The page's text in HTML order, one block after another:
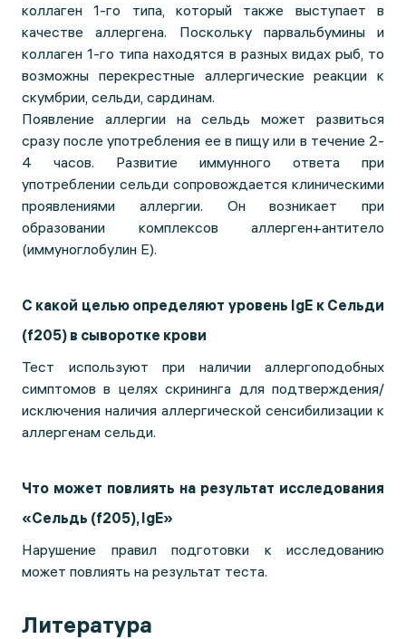
коллаген 1-го типа, который также выступает в
качестве аллергена. Поскольку парвальбумины и
коллаген 1-го типа находятся в разных видах рыб, то
возможны перекрестные аллергические реакции к
скумбрии, сельди, сардинам.
Появление аллергии на сельдь может развиться
сразу после употребления ее в пищу или в течение 2-
4 часов. Развитие иммунного ответа при
употреблении сельди сопровождается клиническими
проявлениями аллергии. Он возникает при
образовании комплексов аллерген+антитело
(иммуноглобулин Е).
С какой целью определяют уровень IgE к Сельди
(f205) в сыворотке крови
Тест используют при наличии аллергоподобных
симптомов в целях скрининга для подтверждения/
исключения наличия аллергической сенсибилизации к
аллергенам сельди.
Что может повлиять на результат исследования
«Сельдь (f205), IgE»
Нарушение правил подготовки к исследованию
может повлиять на результат теста.
Литература